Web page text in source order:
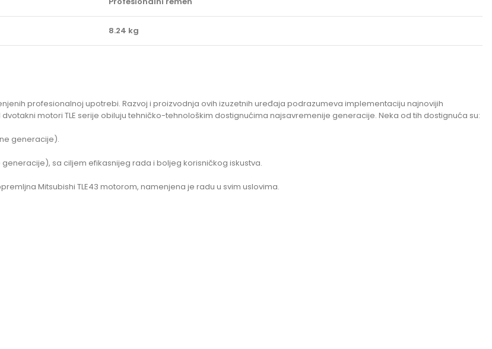
8.24 kg
profesionalnoj upotrebi. Razvoj i proizvodnja ovih izuzetnih uređaja podrazumeva implementaciju najnovijih
motori TLE serije obiluju tehničko-tehnološkim dostignućima najsavremenije generacije. Neka od tih dostignuća su:
generacije).
sa ciljem efikasnijeg rada i boljeg korisničkog iskustva.
Mitsubishi TLE43 motorom, namenjena je radu u svim uslovima.